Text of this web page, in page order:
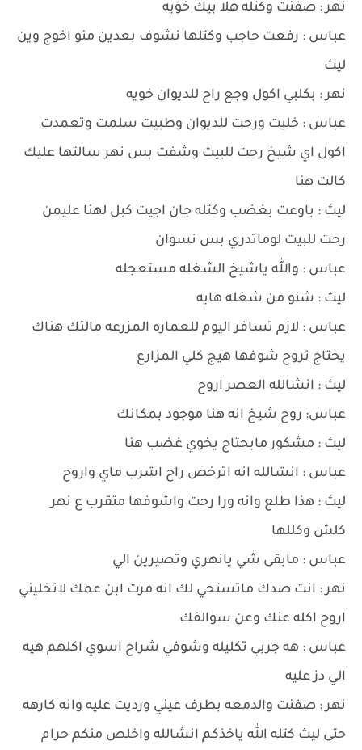
نهر : صفنت وكتله هلا بيك خويه
عباس : رفعت حاجب وكتلها نشوف بعدين منو اخوج وين
ليث
نهر : بكلبي اكول وجع راح للديوان خويه
عباس : خليت ورحت للديوان وطبيت سلمت وتعمدت
اكول اي شيخ رحت للبيت وشفت بس نهر سالتها عليك
كالت هنا
ليث : باوعت بغضب وكتله جان اجيت كبل لهنا عليمن
رحت للبيت لوماتدري بس نسوان
عباس : والله ياشيخ الشغله مستعجله
ليث : شنو من شغله هايه
عباس : لازم تسافر اليوم للعماره المزرعه مالتك هناك
يحتاج تروح شوفها هيج كلي المزارع
ليث : انشالله العصر اروح
عباس: روح شيخ انه هنا موجود بمكانك
ليث : مشكور مايحتاج يخوي غضب هنا
عباس : انشالله انه اترخص راح اشرب ماي واروح
ليث : هذا طلع وانه ورا رحت واشوفها متقرب ع نهر
كلش وكللها
عباس : مابقى شي يانهري وتصيرين الي
نهر : انت صدك ماتستحي لك انه مرت ابن عمك لاتخليني
اروح اكله عنك وعن سوالفك
عباس : هه جربي تكليله وشوفي شراح اسوي اكلهم هيه
الي دز عليه
نهر : صفنت والدمعه بطرف عيني ورديت عليه وانه كارهه
حتى ليث كتله الله ياخذكم انشالله واخلص منكم حرام